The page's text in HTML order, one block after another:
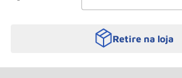
Retire na loja